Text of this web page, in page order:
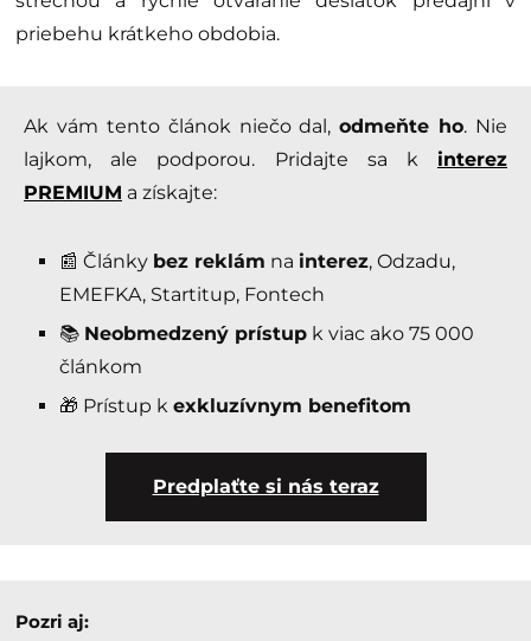
priebehu krátkeho obdobia.
Ak vám tento článok niečo dal,odmeňte ho. Nie
lajkom, ale podporou. Pridajte sa k interez
PREMIUM a získajte:
📰 Články bez reklám na interez, Odzadu,
EMEFKA, Startitup, Fontech
📚 Neobmedzený prístup k viac ako 75 000
článkom
🎁 Prístup k exkluzívnym benefitom
Predplaťte si nás teraz
Pozri aj: